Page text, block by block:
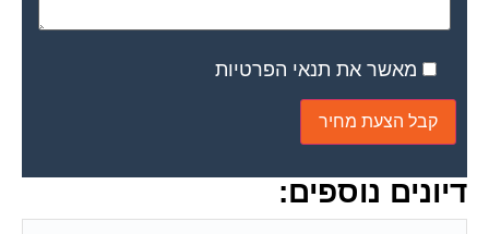
מאשר את תנאי הפרטיות
דיונים נוספים: